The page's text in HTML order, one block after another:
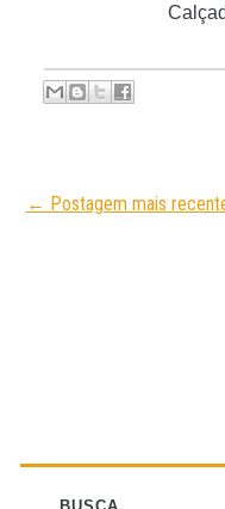
← Postagem mais